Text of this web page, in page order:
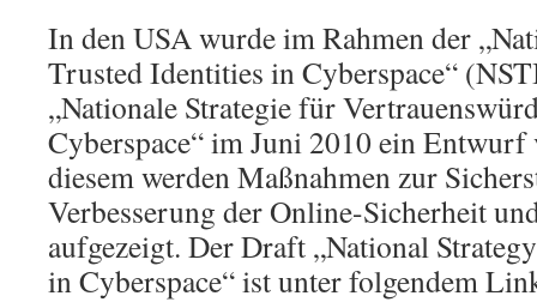
In den USA wurde im Rahmen der
Trusted Identities in Cyberspace“
„Nationale Strategie für
Cyberspace“ im Juni 2010 ein
diesem werden Maßnahmen zur
Verbesserung der Online-Sicherheit
aufgezeigt. Der Draft „National
in Cyberspace“ ist unter folgendem